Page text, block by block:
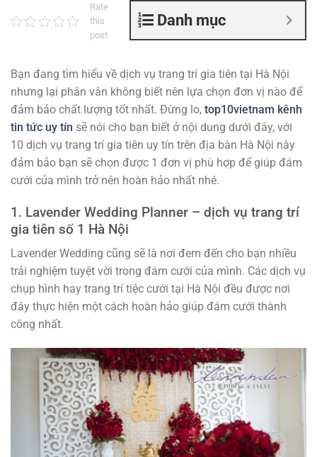
Danh mục
Rate
this
post
Bạn đang tìm hiểu về dịch vụ trang trí gia tiên tại Hà Nội
nhưng lại phân vân không biết nên lựa chọn đơn vị nào để
đảm bảo chất lượng tốt nhất. Đừng lo, top10vietnam kênh
tin tức uy tín sẽ nói cho bạn biết ở nội dung dưới đây, với
10 dịch vụ trang trí gia tiên uy tín trên địa bàn Hà Nội này
đảm bảo bạn sẽ chọn được 1 đơn vị phù hợp để giúp đám
cưới của mình trở nên hoàn hảo nhất nhé.
1. Lavender Wedding Planner – dịch vụ trang trí
gia tiên số 1 Hà Nội
Lavender Wedding cũng sẽ là nơi đem đến cho bạn nhiều
trải nghiệm tuyệt vời trong đám cưới của mình. Các dịch vụ
chụp hình hay trang trí tiệc cưới tại Hà Nội đều được nơi
đây thực hiện một cách hoàn hảo giúp đám cưới thành
công nhất.